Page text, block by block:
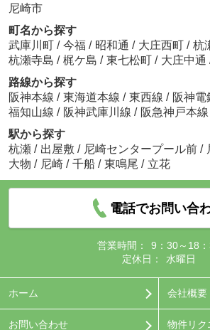
尼崎市
町名から探す
武庫川町 / 今福 / 昭和通 / 大庄西町 / 杭
杭瀬寺島 / 梶ケ島 / 東七松町 / 大庄中通
路線から探す
阪神本線 / 東海道本線 / 東西線 / 阪神電
福知山線 / 阪神武庫川線 / 阪急神戸本線
駅から探す
杭瀬 / 出屋敷 / 尼崎センタープール前 /
大物 / 尼崎 / 千船 / 東鳴尾 / 立花
電話でお問い合
営業時間：
9：30～18
定休日：
水曜日
ホーム 会社概要
お問い合わせ 物件リク